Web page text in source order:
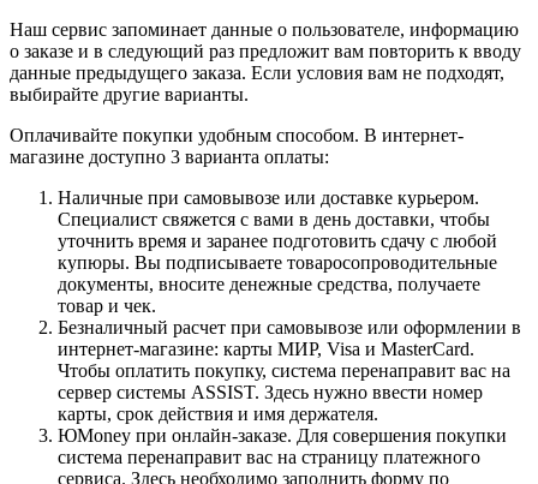
Наш сервис запоминает данные о пользователе, информацию
о заказе и в следующий раз предложит вам повторить к вводу
данные предыдущего заказа. Если условия вам не подходят,
выбирайте другие варианты.
Оплачивайте покупки удобным способом. В интернет-
магазине доступно 3 варианта оплаты:
Наличные при самовывозе или доставке курьером.
Специалист свяжется с вами в день доставки, чтобы
уточнить время и заранее подготовить сдачу с любой
купюры. Вы подписываете товаросопроводительные
документы, вносите денежные средства, получаете
товар и чек.
Безналичный расчет при самовывозе или оформлении в
интернет-магазине: карты МИР, Visa и MasterCard.
Чтобы оплатить покупку, система перенаправит вас на
сервер системы ASSIST. Здесь нужно ввести номер
карты, срок действия и имя держателя.
ЮMoney при онлайн-заказе. Для совершения покупки
система перенаправит вас на страницу платежного
сервиса. Здесь необходимо заполнить форму по